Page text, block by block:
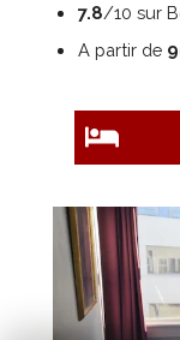
7.8/10 sur
A partir de